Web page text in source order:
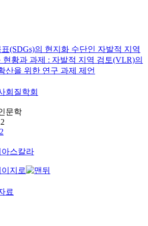
(SDGs)의 현지화 수단인 자발적 지역
황과 과제 : 자발적 지역 검토(VLR)의
산을 위한 연구 과제 제언
회질학회
문학
2
아스칼라
료